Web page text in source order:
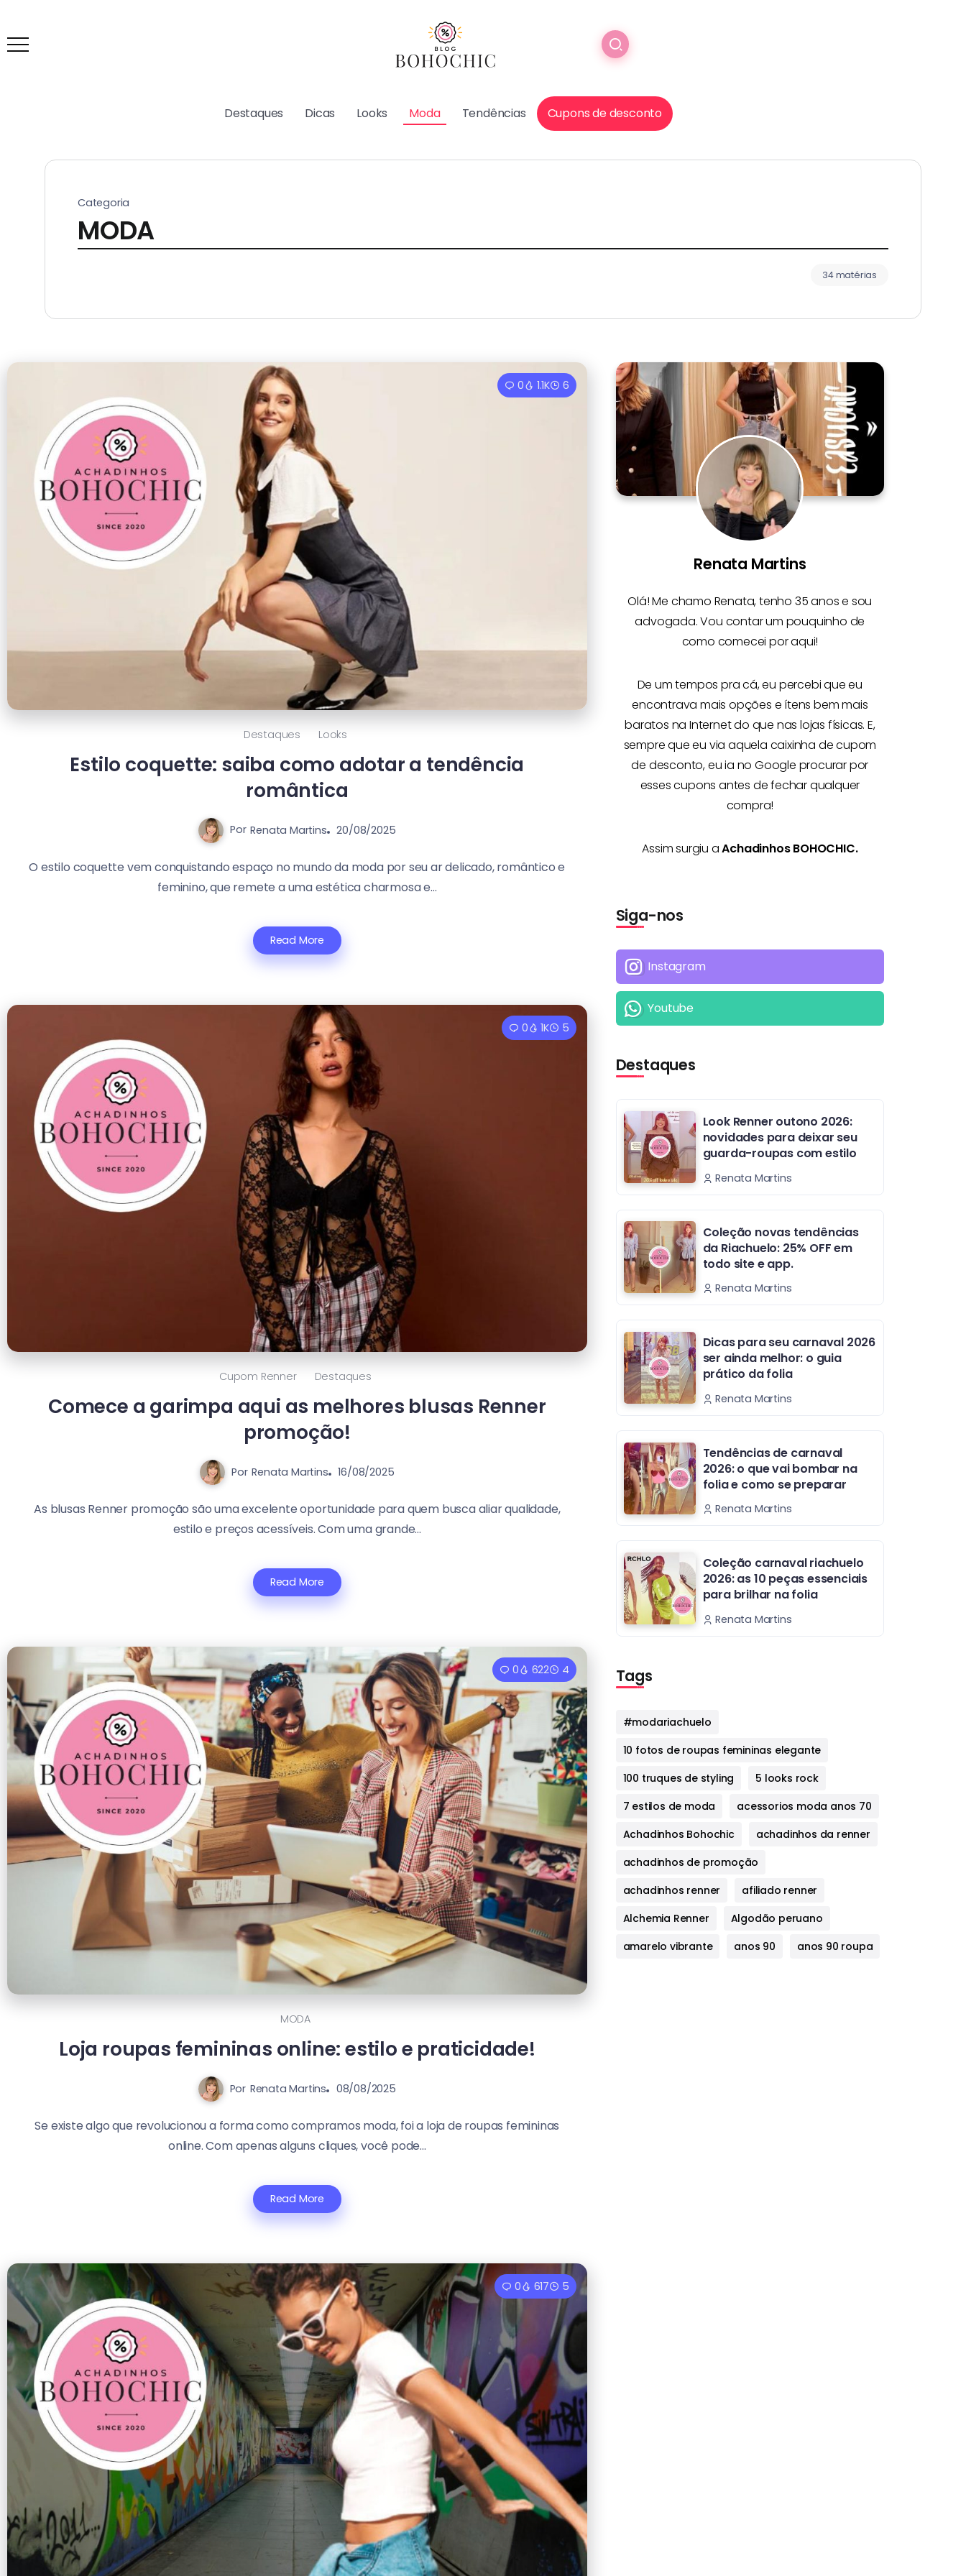
Destaques Dicas Looks Moda Tendências Cupons de desconto
Categoria
MODA
34 matérias
0 1.1K 6
Destaques Looks
Estilo coquette: saiba como adotar a tendência
romântica
Por Renata Martins 20/08/2025
O estilo coquette vem conquistando espaço no mundo da moda por seu ar delicado, romântico e
feminino, que remete a uma estética charmosa e...
Read More
0 1K 5
Cupom Renner Destaques
Comece a garimpa aqui as melhores blusas Renner
promoção!
Por Renata Martins 16/08/2025
As blusas Renner promoção são uma excelente oportunidade para quem busca aliar qualidade,
estilo e preços acessíveis. Com uma grande...
Read More
0 622 4
MODA
Loja roupas femininas online: estilo e praticidade!
Por Renata Martins 08/08/2025
Se existe algo que revolucionou a forma como compramos moda, foi a loja de roupas femininas
online. Com apenas alguns cliques, você pode...
Read More
0 617 5
Renata Martins
Olá! Me chamo Renata, tenho 35 anos e sou
advogada. Vou contar um pouquinho de
como comecei por aqui!
De um tempos pra cá, eu percebi que eu
encontrava mais opções eítens bem mais
baratos na Internetdo que nas lojas físicas. E,
sempre que eu via aquela caixinha de cupom
de desconto, eu ia no Google procurar por
esses cupons antes de fechar qualquer
compra!
Assim surgiu aAchadinhos BOHOCHIC.
Siga-nos
Instagram
Youtube
Destaques
Look Renner outono 2026:
novidades para deixar seu
guarda-roupas com estilo
Renata Martins
Coleção novas tendências
da Riachuelo: 25% OFF em
todo site e app.
Renata Martins
Dicas para seu carnaval 2026
ser ainda melhor: o guia
prático da folia
Renata Martins
Tendências de carnaval
2026: o que vai bombar na
folia e como se preparar
Renata Martins
Coleção carnaval riachuelo
2026: as 10 peças essenciais
para brilhar na folia
Renata Martins
Tags
#modariachuelo
10 fotos de roupas femininas elegante
100 truques de styling
5 looks rock
7 estilos de moda
acessorios moda anos 70
Achadinhos Bohochic
achadinhos da renner
achadinhos de promoção
achadinhos renner
afiliado renner
Alchemia Renner
Algodão peruano
amarelo vibrante
anos 90 anos 90 roupa